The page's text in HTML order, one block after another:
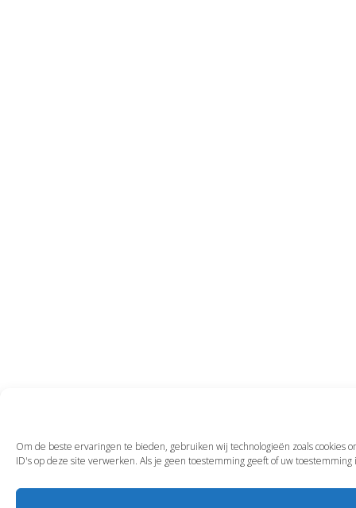
Om de beste ervaringen te bieden, gebruiken wij technologieën zoals cookies
ID's op deze site verwerken. Als je geen toestemming geeft of uw